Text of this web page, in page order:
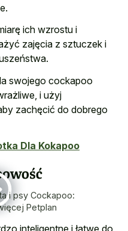
ich wzrostu i
zajęcia z sztuczek i
swojego cockapoo
i użyj
zachęcić do dobrego
Dla Kokapoo
i psy Cockapoo:
Petplan
inteligentne i łatwe do